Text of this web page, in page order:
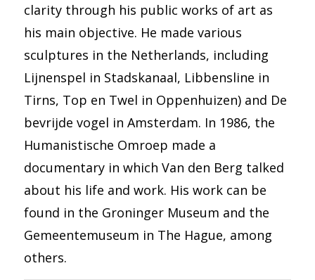
clarity through his public works of art as
his main objective. He made various
sculptures in the Netherlands, including
Lijnenspel in Stadskanaal, Libbensline in
Tirns, Top en Twel in Oppenhuizen) and De
bevrijde vogel in Amsterdam. In 1986, the
Humanistische Omroep made a
documentary in which Van den Berg talked
about his life and work. His work can be
found in the Groninger Museum and the
Gemeentemuseum in The Hague, among
others.